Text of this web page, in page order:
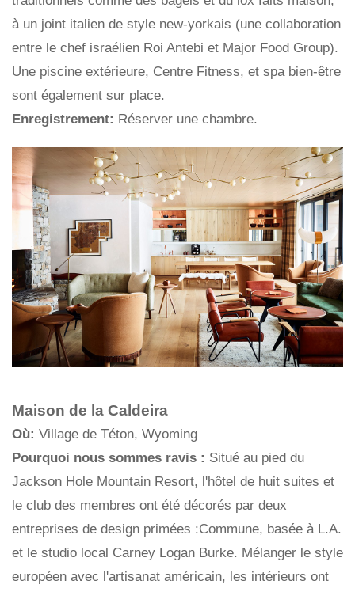
à un joint italien de style new-yorkais (une collaboration
entre le chef israélien Roi Antebi et Major Food Group).
Une piscine extérieure, Centre Fitness, et spa bien-être
sont également sur place.
Enregistrement: Réserver une chambre.
Maison de la Caldeira
Où: Village de Téton, Wyoming
Pourquoi nous sommes ravis : Situé au pied du
Jackson Hole Mountain Resort, l'hôtel de huit suites et
le club des membres ont été décorés par deux
entreprises de design primées :Commune, basée à L.A.
et le studio local Carney Logan Burke. Mélanger le style
européen avec l'artisanat américain, les intérieurs ont